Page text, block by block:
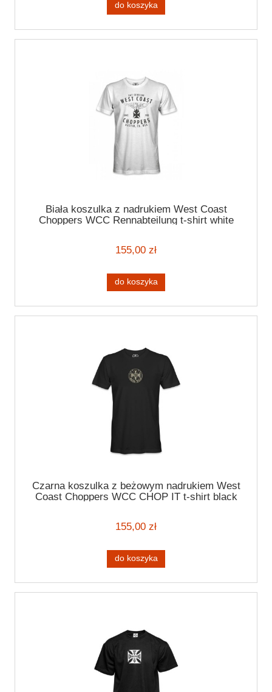
do koszyka
Biała koszulka z nadrukiem West Coast
Choppers WCC Rennabteilung t-shirt white
155,00 zł
do koszyka
Czarna koszulka z beżowym nadrukiem West
Coast Choppers WCC CHOP IT t-shirt black
155,00 zł
do koszyka